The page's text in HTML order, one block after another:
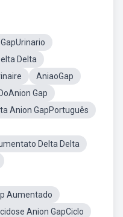
Delta
AniaoGap
Gap
Anion GapPortuguês
Delta Delta
Aumentado
Anion GapCiclo